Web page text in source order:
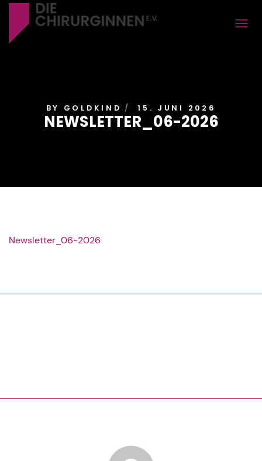
BY GOLDKIND 15. JUNI 2026
NEWSLETTER_06-2026
Newsletter_06-2026